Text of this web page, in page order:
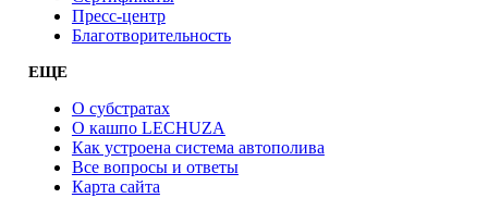
Пресс-центр
Благотворительность
ЕЩЕ
О субстратах
О кашпо LECHUZA
Как устроена система автополива
Все вопросы и ответы
Карта сайта